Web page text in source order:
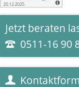
Jetzt beraten
0511-16 90